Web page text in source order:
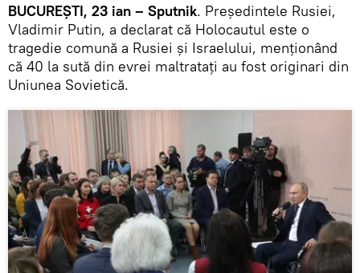
BUCUREȘTI, 23 ian – Sputnik. Președintele Rusiei,
Vladimir Putin, a declarat că Holocautul este o
tragedie comună a Rusiei și Israelului, menționând
că 40 la sută din evrei maltratați au fost originari din
Uniunea Sovietică.